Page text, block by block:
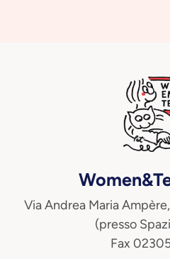
Via Andrea Maria
(presso
Fax